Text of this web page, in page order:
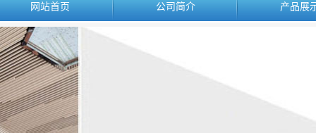
网站首页 公司简介 产品展